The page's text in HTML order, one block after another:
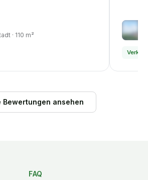
· 110 m²
Bewertungen ansehen
FAQ